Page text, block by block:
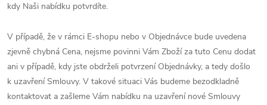
kdy Naši nabídku potvrdíte.
V případě, že v rámci E-shopu nebo v Objednávce bude uvedena
zjevně chybná Cena, nejsme povinni Vám Zboží za tuto Cenu dodat
ani v případě, kdy jste obdrželi potvrzení Objednávky, a tedy došlo
k uzavření Smlouvy. V takové situaci Vás budeme bezodkladně
kontaktovat a zašleme Vám nabídku na uzavření nové Smlouvy